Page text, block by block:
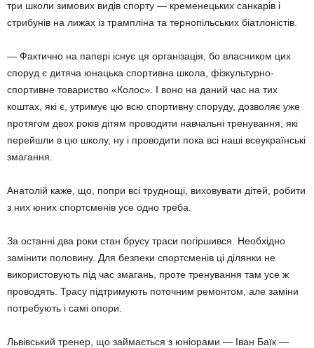
три школи зимових видів спорту — кременецьких санкарів і
стрибунів на лижах із трампліна та тернопільських біатлоністів.
— Фактично на папері існує ця організація, бо власником цих
споруд є дитяча юнацька спортивна школа, фізкультурно-
спортивне товариство «Колос». І воно на даний час на тих
коштах, які є, утримує цю всю спортивну споруду, дозволяє уже
протягом двох років дітям проводити навчальні тренування, які
перейшли в цю школу, ну і проводити пока всі наші всеукраїнські
змагання.
Анатолій каже, що, попри всі труднощі, виховувати дітей, робити
з них юних спортсменів усе одно треба.
За останні два роки стан брусу траси погіршився. Необхідно
замінити половину. Для безпеки спортсменів ці ділянки не
використовують під час змагань, проте тренування там усе ж
проводять. Трасу підтримують поточним ремонтом, але заміни
потребують і самі опори.
Львівський тренер, що займається з юніорами — Іван Баїк —